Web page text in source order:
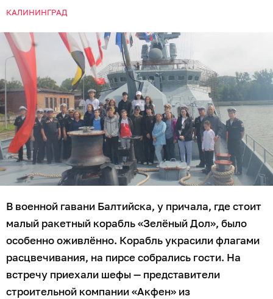
КАЛИНИНГРАД
В военной гавани Балтийска, у причала, где стоит
малый ракетный корабль «Зелёный Дол», было
особенно оживлённо. Корабль украсили флагами
расцвечивания, на пирсе собрались гости. На
встречу приехали шефы — представители
строительной компании «Акфен» из